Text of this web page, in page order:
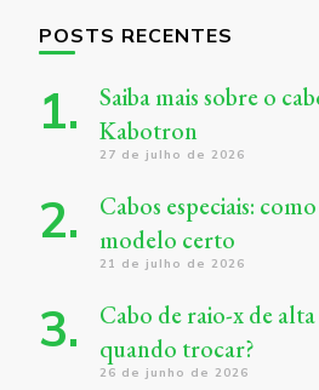
POSTS RECENTES
Saiba mais sobre o
Kabotron
27 de julho de 2026
Cabos especiais:
modelo certo
21 de julho de 2026
Cabo de raio-x de
quando trocar?
26 de junho de 2026